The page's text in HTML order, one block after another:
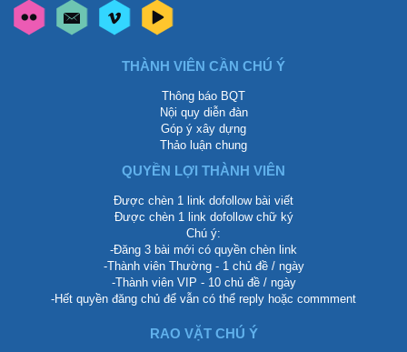
THÀNH VIÊN CẦN CHÚ Ý
Thông báo BQT
Nội quy diễn đàn
Góp ý xây dựng
Thảo luận chung
QUYỀN LỢI THÀNH VIÊN
Được chèn 1 link dofollow bài viết
Được chèn 1 link dofollow chữ ký
Chú ý:
-Đăng 3 bài mới có quyền chèn link
-Thành viên Thường - 1 chủ đề / ngày
-Thành viên VIP - 10 chủ đề / ngày
-Hết quyền đăng chủ để vẫn có thể reply hoặc commment
RAO VẶT CHÚ Ý